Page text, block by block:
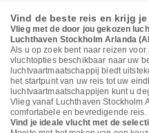
Vind de beste reis en krijg
Vlieg met de door jou gekozen
Luchthaven Stockholm Arlanda
Als u op zoek bent naar reizen voor
vluchtopties beschikbaar naar uw
luchtvaartmaatschappij biedt
het startpunt van uw reis tot uw
luchtvaartmaatschappijen kunt u
Vlieg vanaf Luchthaven Stockholm
comfortabele en bevredigende reis.
Vind je ideale vlucht met de